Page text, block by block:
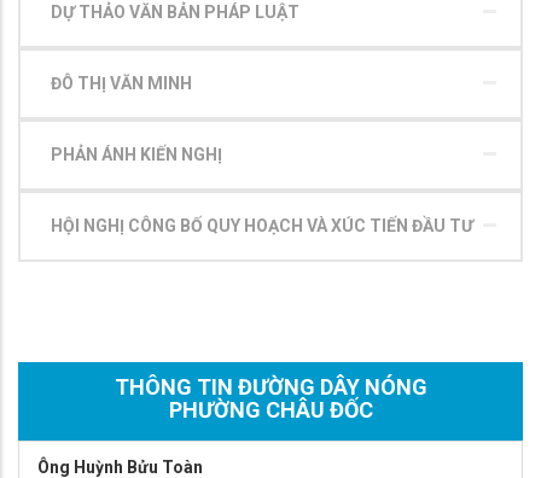
DỰ THẢO VĂN BẢN PHÁP LUẬT
ĐÔ THỊ VĂN MINH
PHẢN ÁNH KIẾN NGHỊ
HỘI NGHỊ CÔNG BỐ QUY HOẠCH VÀ XÚC TIẾN ĐẦU TƯ
THÔNG TIN ĐƯỜNG DÂY NÓNG
PHƯỜNG CHÂU ĐỐC
Ông Huỳnh Bửu Toàn